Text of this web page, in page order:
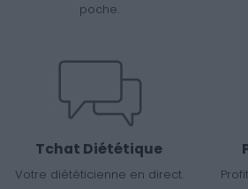
poche.
Tchat Diététique
Votre diététicienne en direct.